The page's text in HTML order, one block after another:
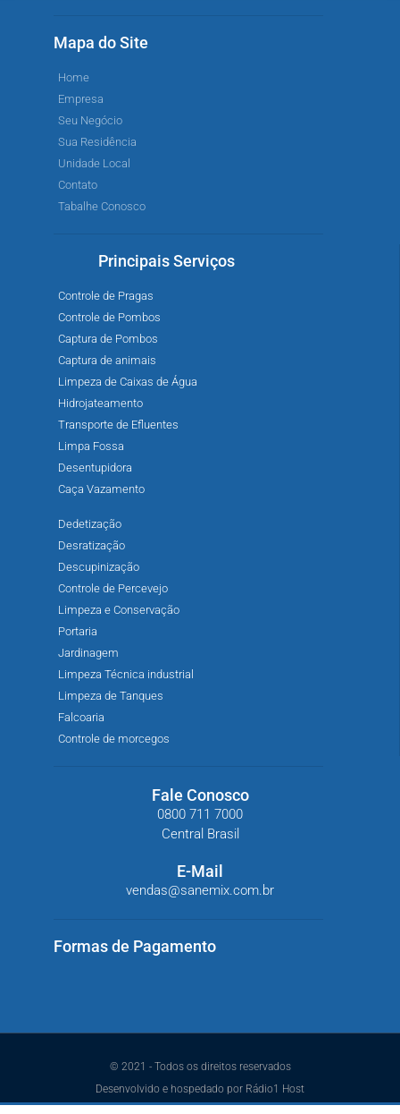
Mapa do Site
Home
Empresa
Seu Negócio
Sua Residência
Unidade Local
Contato
Tabalhe Conosco
Principais Serviços
Controle de Pragas
Controle de Pombos
Captura de Pombos
Captura de animais
Limpeza de Caixas de Água
Hidrojateamento
Transporte de Efluentes
Limpa Fossa
Desentupidora
Caça Vazamento
Dedetização
Desratização
Descupinização
Controle de Percevejo
Limpeza e Conservação
Portaria
Jardinagem
Limpeza Técnica industrial
Limpeza de Tanques
Falcoaria
Controle de morcegos
Fale Conosco
0800 711 7000
Central Brasil
E-Mail
vendas@sanemix.com.br
Formas de Pagamento
© 2021 - Todos os direitos reservados
Desenvolvido e hospedado por Rádio1 Host